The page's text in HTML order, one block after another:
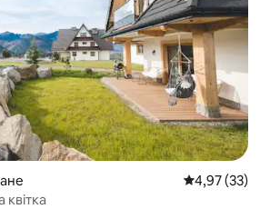
Середня
4,97 (33)
квітка